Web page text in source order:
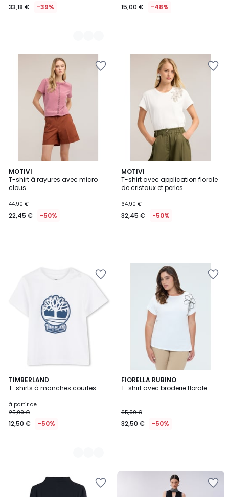
33,18 € -39% 15,00 € -48%
MOTIVI
T-shirt à rayures avec micro
clous
44,90 €
22,45 € -50%
MOTIVI
T-shirt avec application florale
de cristaux et perles
64,90 €
32,45 € -50%
TIMBERLAND
T-shirts à manches courtes
à partir de
25,00 €
12,50 € -50%
3
Couleurs
FIORELLA RUBINO
T-shirt avec broderie florale
65,00 €
32,50 € -50%